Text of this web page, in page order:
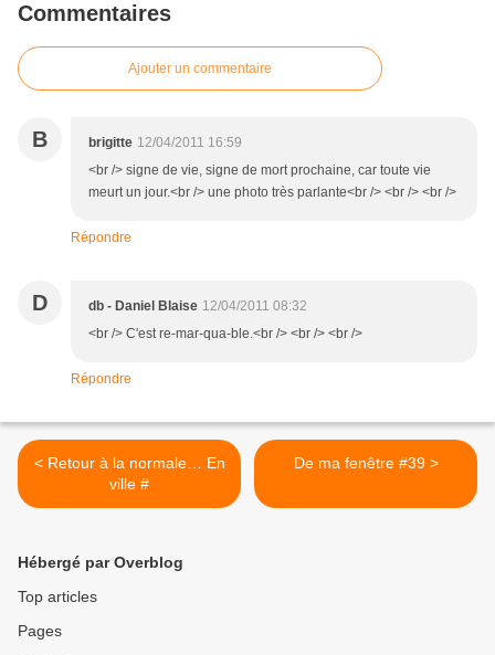
Commentaires
Ajouter un commentaire
B brigitte 12/04/2011 16:59
<br /> signe de vie, signe de mort prochaine, car toute vie
meurt un jour.<br /> une photo très parlante<br /> <br /> <br />
Répondre
D db - Daniel Blaise 12/04/2011 08:32
<br /> C'est re-mar-qua-ble.<br /> <br /> <br />
Répondre
< Retour à la normale… En
ville #
De ma fenêtre #39 >
Hébergé par Overblog
Top articles
Pages